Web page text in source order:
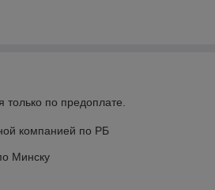
только по предоплате.
компанией по РБ
Минску